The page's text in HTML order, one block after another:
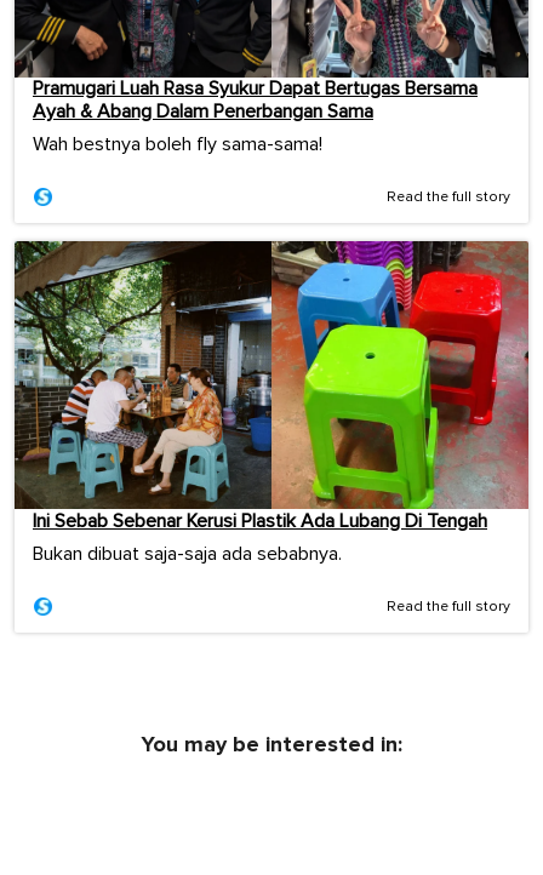
Pramugari Luah Rasa Syukur Dapat Bertugas Bersama
Ayah & Abang Dalam Penerbangan Sama
Wah bestnya boleh fly sama-sama!
Read the full story
Ini Sebab Sebenar Kerusi Plastik Ada Lubang Di Tengah
Bukan dibuat saja-saja ada sebabnya.
Read the full story
You may be interested in: